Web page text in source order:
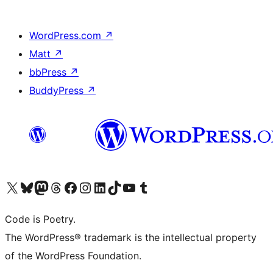
WordPress.com ↗
Matt ↗
bbPress ↗
BuddyPress ↗
Visita il nostro account X (ex Twitter)
Visita il nostro account Bluesky
Visita il nostro account Mastodon
Visita il nostro account Threads
Visita la nostra pagina Facebook
Visita il nostro account Instagram
Visita il nostro account LinkedIn
Visita il nostro account TikTok
Visita il nostro canale YouTube
Visita il nostro account Tumblr
Code is Poetry.
The WordPress® trademark is the intellectual property
of the WordPress Foundation.